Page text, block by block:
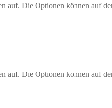
auf. Die Optionen können auf
auf. Die Optionen können auf